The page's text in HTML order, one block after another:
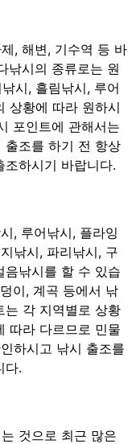
, 해변, 기수역 등 바
낚시의 종류로는 원
시, 흘림낚시, 루어
상황에 따라 원하시
포인트에 관해서는
출조를 하기 전 항상
하시기 바랍니다.
, 루어낚시, 플라잉
낚시, 파리낚시, 구
음낚시를 할 수 있습
이, 계곡 등에서 낚
는 각 지역별로 상황
따라 다르므로 민물
하시고 낚시 출조를
다.
것으로 최근 많은